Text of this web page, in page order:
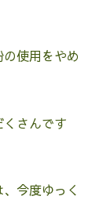
使用をやめ
さんです
今度ゆっく